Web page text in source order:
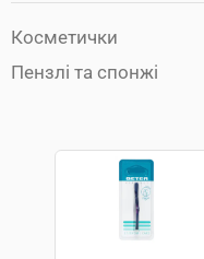
Косметички
Пензлі та спонжі